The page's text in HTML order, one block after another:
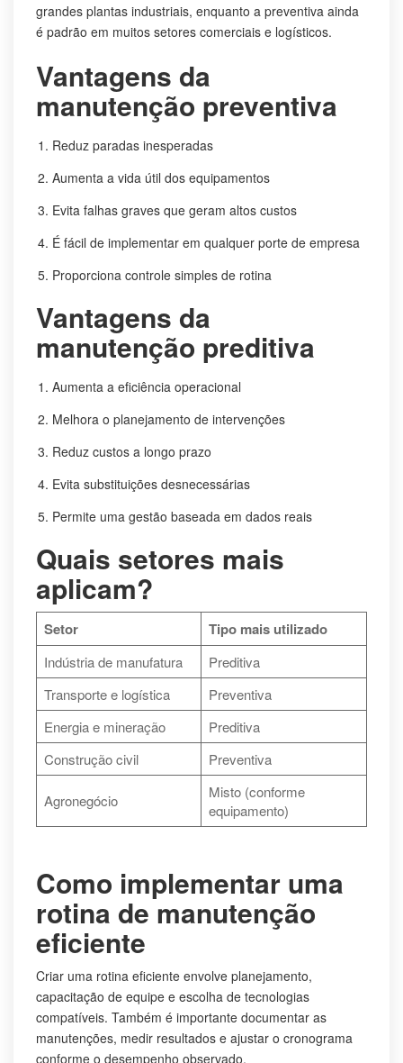
grandes plantas industriais, enquanto a preventiva ainda
é padrão em muitos setores comerciais e logísticos.
Vantagens da
manutenção preventiva
Reduz paradas inesperadas
Aumenta a vida útil dos equipamentos
Evita falhas graves que geram altos custos
É fácil de implementar em qualquer porte de empresa
Proporciona controle simples de rotina
Vantagens da
manutenção preditiva
Aumenta a eficiência operacional
Melhora o planejamento de intervenções
Reduz custos a longo prazo
Evita substituições desnecessárias
Permite uma gestão baseada em dados reais
Quais setores mais
aplicam?
Setor Tipo mais utilizado
Indústria de manufatura
Preditiva
Transporte e logística
Preventiva
Energia e mineração
Preditiva
Construção civil
Preventiva
Agronegócio
Misto (conforme
equipamento)
Como implementar uma
rotina de manutenção
eficiente
Criar uma rotina eficiente envolve planejamento,
capacitação de equipe e escolha de tecnologias
compatíveis. Também é importante documentar as
manutenções, medir resultados e ajustar o cronograma
conforme o desempenho observado.